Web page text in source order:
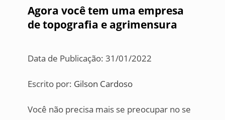
Agora você tem uma empresa
de topografia e agrimensura
Data de Publicação: 31/01/2022
Escrito por: Gilson Cardoso
Você não precisa mais se preocupar no se